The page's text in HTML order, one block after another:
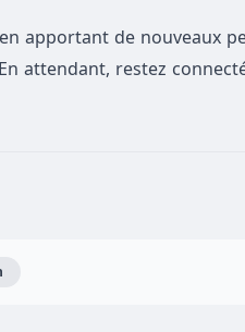
apportant de nouveaux
attendant, restez